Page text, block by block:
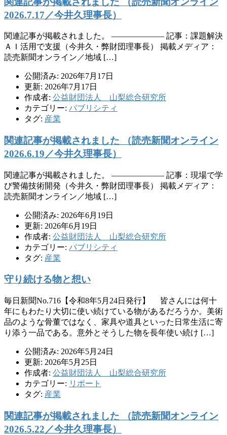
2026.7.17／今井久理事長）
関連記事が掲載されました。 ——————– 記事：課題解決
ＡＩ活用で支援（今井久・弊財団理事長） 掲載メディア：
読売新聞オンライン／地域 […]
公開済み: 2026年7月17日
更新: 2026年7月17日
作成者: 公益財団法人 山梨総合研究所
カテゴリー: パブリシティ
タグ: 産業
関連記事が掲載されました （読売新聞オンライン
2026.6.19／今井久理事長）
関連記事が掲載されました。 ——————– 記事：現場で学
び警備技術開発（今井久・弊財団理事長） 掲載メディア：
読売新聞オンライン／地域 […]
公開済み: 2026年6月19日
更新: 2026年6月19日
作成者: 公益財団法人 山梨総合研究所
カテゴリー: パブリシティ
タグ: 産業
守り続ける物と想い
毎日新聞No.716【令和8年5月24日発行】 皆さんには何十
年にもわたり大切に使い続けている物があるだろうか。美術
品のような骨董ではなく、家具や道具といった日常生活に寄
り添う一品である。意外とそうした物を長年使い続け […]
公開済み: 2026年5月24日
更新: 2026年5月25日
作成者: 公益財団法人 山梨総合研究所
カテゴリー: リポート
タグ: 産業
関連記事が掲載されました （読売新聞オンライン
2026.5.22／今井久理事長）